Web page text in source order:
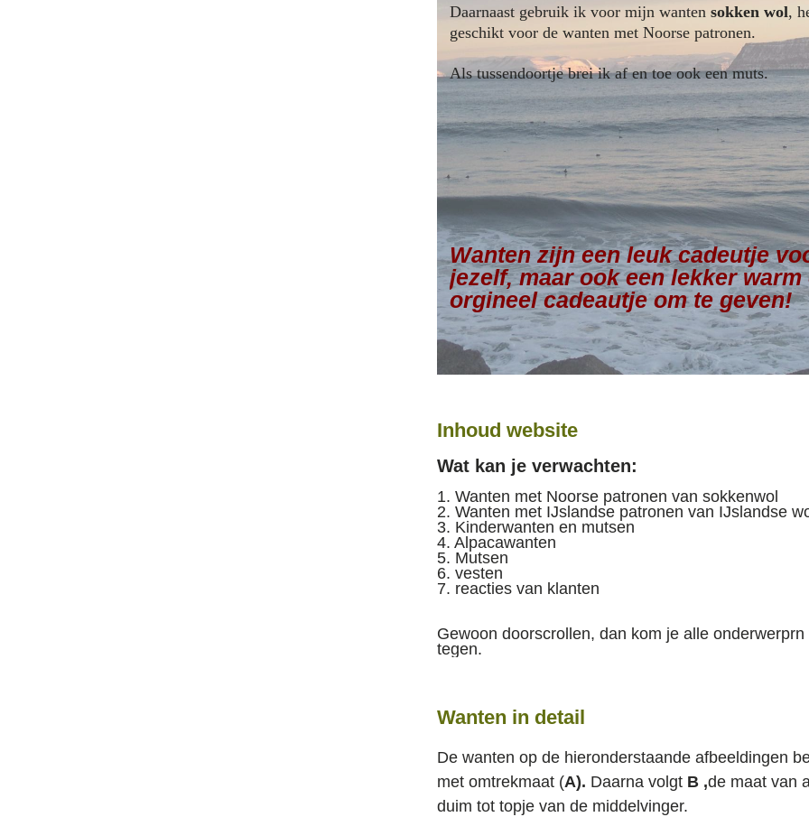
Daarnaast gebruik ik voor mijn wanten sokken wol,
geschikt voor de wanten met Noorse patronen.
Als tussendoortje brei ik af en toe ook een muts.
Wanten zijn een leuk cadeutje
jezelf, maar ook een lekker warm
orgineel cadeautje om te geven!
Inhoud website
Wat kan je verwachten:
1. Wanten met Noorse patronen van sokkenwol
2. Wanten met IJslandse patronen van IJslandse
3. Kinderwanten en mutsen
4. Alpacawanten
5. Mutsen
6. vesten
7. reacties van klanten
Gewoon doorscrollen, dan kom je alle onderwerprn
tegen.
Wanten in detail
De wanten op de hieronderstaande afbeeldingen
met omtrekmaat (A). Daarna volgtB ,de maat van
duim tot topje van de middelvinger.